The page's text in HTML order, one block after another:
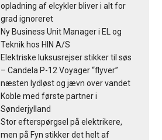
opladning af elcykler bliver i alt for
grad ignoreret
Ny Business Unit Manager i EL og
Teknik hos HIN A/S
Elektriske luksusrejser stikker til søs
– Candela P-12 Voyager “flyver”
næsten lydløst og jævn over vandet
Koble med første partner i
Sønderjylland
Stor efterspørgsel på elektrikere,
men på Fyn stikker det helt af